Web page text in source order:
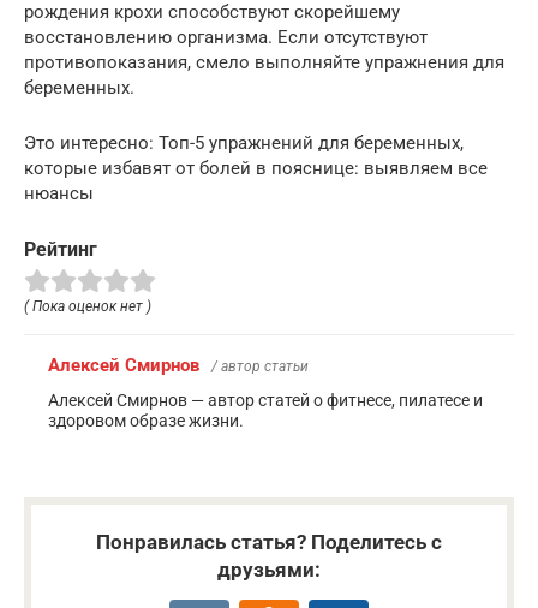
рождения крохи способствуют скорейшему
восстановлению организма. Если отсутствуют
противопоказания, смело выполняйте упражнения для
беременных.
Это интересно: Топ-5 упражнений для беременных,
которые избавят от болей в пояснице: выявляем все
нюансы
Рейтинг
( Пока оценок нет )
Алексей Смирнов / автор статьи
Алексей Смирнов — автор статей о фитнесе, пилатесе и
здоровом образе жизни.
Понравилась статья? Поделитесь с
друзьями: